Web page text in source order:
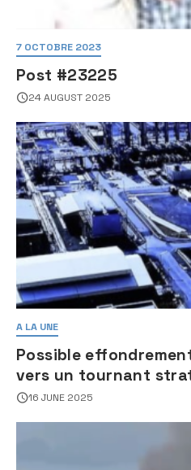
7 OCTOBRE 2023
Post #23225
24 AUGUST 2025
A LA UNE
Possible
vers un tournant
16 JUNE 2025